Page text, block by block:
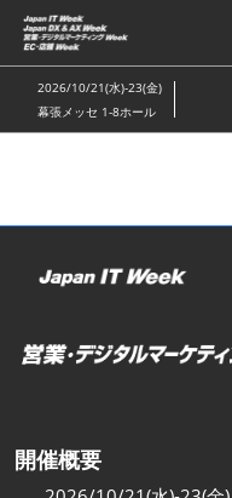
ス
キ
ッ
し
む
2026/10/21(水)-23(金)
幕張メッセ 1-8ホール
開催概要